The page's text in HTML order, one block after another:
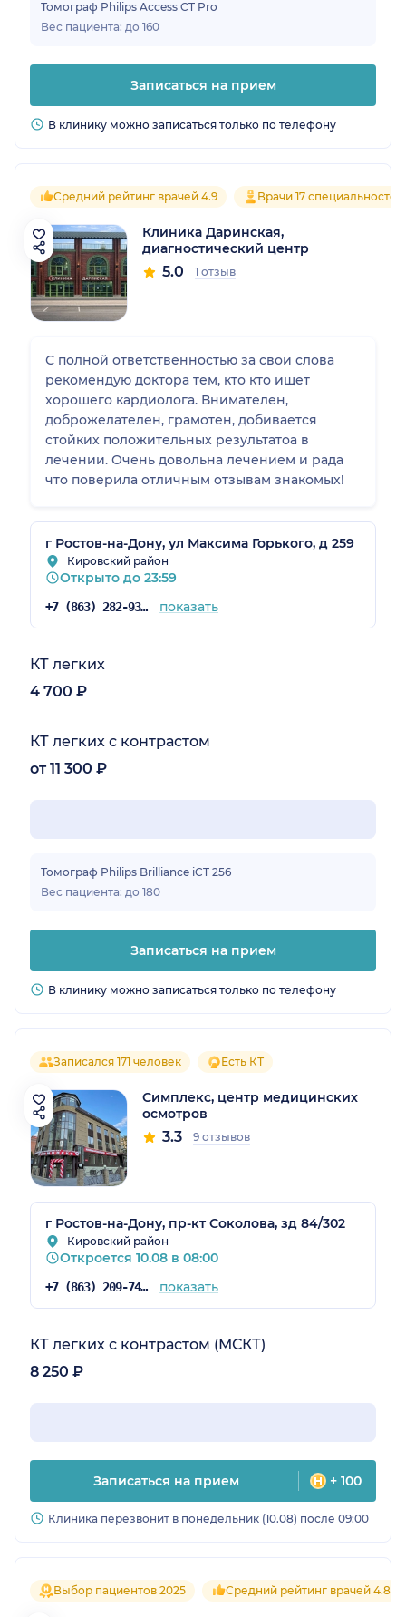
Томограф Philips Access CT Pro
Вес пациента: до 160
Записаться на прием
В клинику можно записаться только по телефону
Средний рейтинг врачей 4.9 Врачи 17 специальностей
Клиника Даринская,
диагностический центр
5.0 1 отзыв
С полной ответственностью за свои слова
рекомендую доктора тем, кто кто ищет
хорошего кардиолога. Внимателен,
доброжелателен, грамотен, добивается
стойких положительных результатоа в
лечении. Очень довольна лечением и рада
что поверила отличным отзывам знакомых!
г Ростов-на-Дону, ул Максима Горького, д 259
Кировский район
Открыто до 23:59
+7 (863) 282-93-23 показать
КТ легких
4 700 ₽
КТ легких с контрастом
от 11 300 ₽
Томограф Philips Brilliance iCT 256
Вес пациента: до 180
Записаться на прием
В клинику можно записаться только по телефону
Записался 171 человек Есть КТ
Симплекс, центр медицинских
осмотров
3.3 9 отзывов
г Ростов-на-Дону, пр-кт Соколова, зд 84/302
Кировский район
Откроется 10.08 в 08:00
+7 (863) 209-74-35 показать
КТ легких с контрастом (МСКТ)
8 250 ₽
Записаться на прием + 100
Клиника перезвонит в понедельник (10.08) после 09:00
Выбор пациентов 2025 Средний рейтинг врачей 4.8